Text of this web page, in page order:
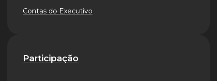
Contas do Executivo
Participação